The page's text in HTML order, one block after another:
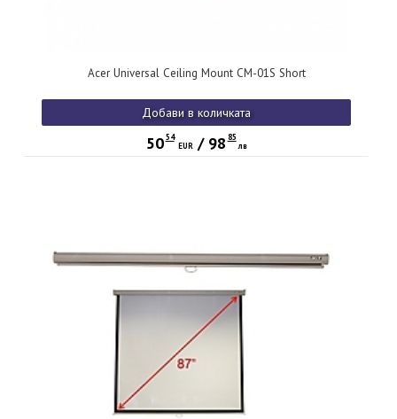
Acer Universal Ceiling Mount CM-01S Short
Добави в количката
50 54
EUR/ 98 85
лв